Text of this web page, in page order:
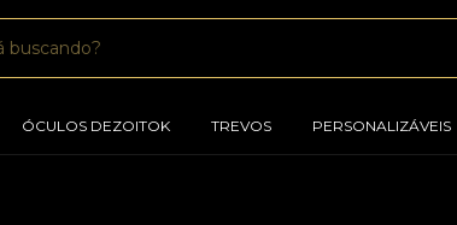
ÓCULOS DEZOITOK TREVOS PERSONALIZÁVEIS